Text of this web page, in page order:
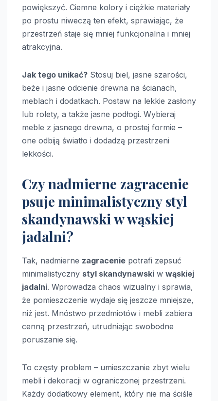
powiększyć. Ciemne kolory i ciężkie materiały
po prostu niweczą ten efekt, sprawiając, że
przestrzeń staje się mniej funkcjonalna i mniej
atrakcyjna.
Jak tego unikać? Stosuj biel, jasne szarości,
beże i jasne odcienie drewna na ścianach,
meblach i dodatkach. Postaw na lekkie zasłony
lub rolety, a także jasne podłogi. Wybieraj
meble z jasnego drewna, o prostej formie –
one odbiją światło i dodadzą przestrzeni
lekkości.
Czy nadmierne zagracenie
psuje minimalistyczny styl
skandynawski w wąskiej
jadalni?
Tak, nadmierne zagracenie potrafi zepsuć
minimalistyczny styl skandynawski w wąskiej
jadalni. Wprowadza chaos wizualny i sprawia,
że pomieszczenie wydaje się jeszcze mniejsze,
niż jest. Mnóstwo przedmiotów i mebli zabiera
cenną przestrzeń, utrudniając swobodne
poruszanie się.
To częsty problem – umieszczanie zbyt wielu
mebli i dekoracji w ograniczonej przestrzeni.
Każdy dodatkowy element, który nie ma ściśle